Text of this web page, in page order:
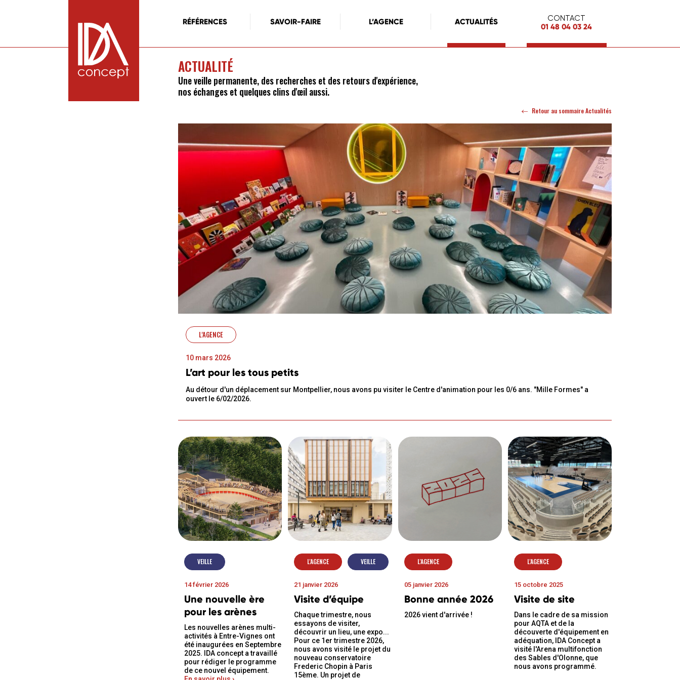
RÉFÉRENCES SAVOIR-FAIRE L’AGENCE ACTUALITÉS
CONTACT
01 48 04 03 24
ACTUALITÉ
Une veille permanente, des recherches et des retours d'expérience,
nos échanges et quelques clins d'œil aussi.
Retour au sommaire Actualités
L'AGENCE
10 mars 2026
L’art pour les tous petits
Au détour d'un déplacement sur Montpellier, nous avons pu visiter le Centre d'animation pour les 0/6 ans. "Mille Formes" a
ouvert le 6/02/2026.
VEILLE
14 février 2026
Une nouvelle ère
pour les arènes
Les nouvelles arènes multi-
activités à Entre-Vignes ont
été inaugurées en Septembre
2025. IDA concept a travaillé
pour rédiger le programme
de ce nouvel équipement.
L'AGENCE VEILLE
21 janvier 2026
Visite d’équipe
Chaque trimestre, nous
essayons de visiter,
découvrir un lieu, une expo...
Pour ce 1er trimestre 2026,
nous avons visité le projet du
nouveau conservatoire
Frederic Chopin à Paris
15ème. Un projet de
L'AGENCE
05 janvier 2026
Bonne année 2026
2026 vient d'arrivée !
L'AGENCE
15 octobre 2025
Visite de site
Dans le cadre de sa mission
pour AQTA et de la
découverte d'équipement en
adéquation, IDA Concept a
visité l'Arena multifonction
des Sables d'Olonne, que
nous avons programmé.